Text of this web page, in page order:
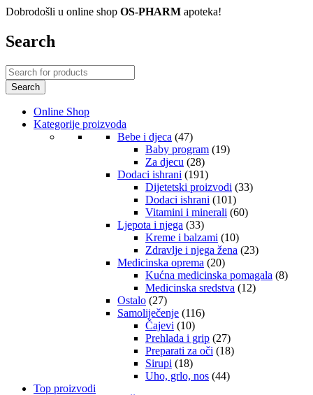
Dobrodošli u online shop OS-PHARM apoteka!
Search
Online Shop
Kategorije proizvoda
Bebe i djeca (47)
Baby program (19)
Za djecu (28)
Dodaci ishrani (191)
Dijetetski proizvodi (33)
Dodaci ishrani (101)
Vitamini i minerali (60)
Ljepota i njega (33)
Kreme i balzami (10)
Zdravlje i njega žena (23)
Medicinska oprema (20)
Kućna medicinska pomagala (8)
Medicinska sredstva (12)
Ostalo (27)
Samoliječenje (116)
Čajevi (10)
Prehlada i grip (27)
Preparati za oči (18)
Sirupi (18)
Uho, grlo, nos (44)
Top proizvodi